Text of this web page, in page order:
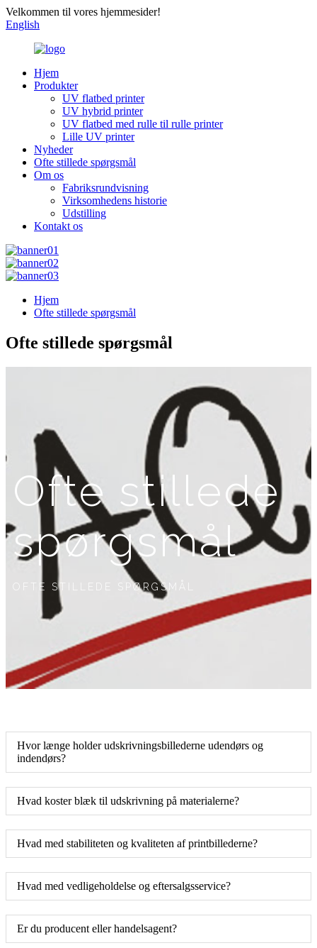
Velkommen til vores hjemmesider!
English
Hjem
Produkter
UV flatbed printer
UV hybrid printer
UV flatbed med rulle til rulle printer
Lille UV printer
Nyheder
Ofte stillede spørgsmål
Om os
Fabriksrundvisning
Virksomhedens historie
Udstilling
Kontakt os
Hjem
Ofte stillede spørgsmål
Ofte stillede spørgsmål
Ofte stillede
spørgsmål
OFTE STILLEDE SPØRGSMÅL
Hvor længe holder udskrivningsbillederne udendørs og
indendørs?
Hvad koster blæk til udskrivning på materialerne?
Hvad med stabiliteten og kvaliteten af ​​printbillederne?
Hvad med vedligeholdelse og eftersalgsservice?
Er du producent eller handelsagent?